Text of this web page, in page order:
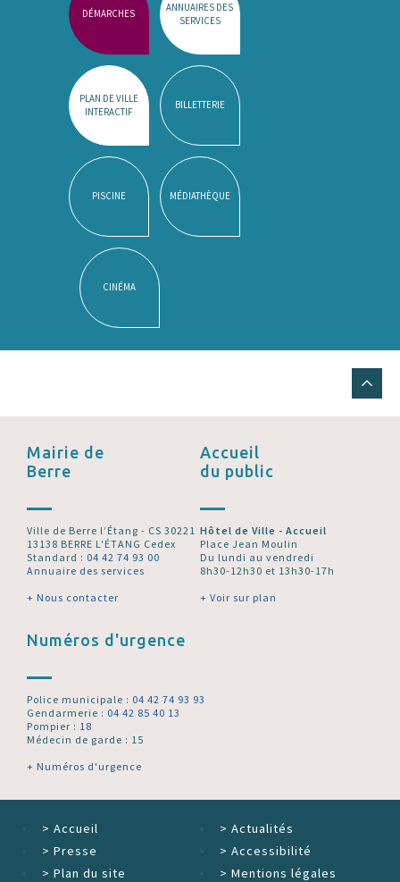
DÉMARCHES
ANNUAIRES DES
SERVICES
PLAN DE VILLE
INTERACTIF
BILLETTERIE
PISCINE MÉDIATHÈQUE
CINÉMA
Mairie de
Berre
Ville de Berre l’Étang - CS 30221
13138 BERRE L'ÉTANG Cedex
Standard : 04 42 74 93 00
Annuaire des services
+ Nous contacter
Accueil
du public
Hôtel de Ville - Accueil
Place Jean Moulin
Du lundi au vendredi
8h30-12h30 et 13h30-17h
+ Voir sur plan
Numéros d'urgence
Police municipale : 04 42 74 93 93
Gendarmerie : 04 42 85 40 13
Pompier : 18
Médecin de garde : 15
+ Numéros d'urgence
> Accueil > Actualités
> Presse > Accessibilité
> Plan du site > Mentions légales